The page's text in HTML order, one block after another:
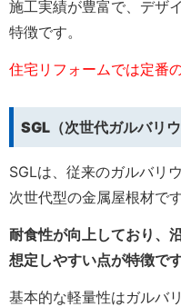
施工実績が豊富で、デザ
特徴です。
住宅リフォームでは定番
SGL（次世代ガルバリウ
SGLは、従来のガルバリ
次世代型の金属屋根材です
耐食性が向上しており、
想定しやすい点が特徴です
基本的な軽量性はガルバ